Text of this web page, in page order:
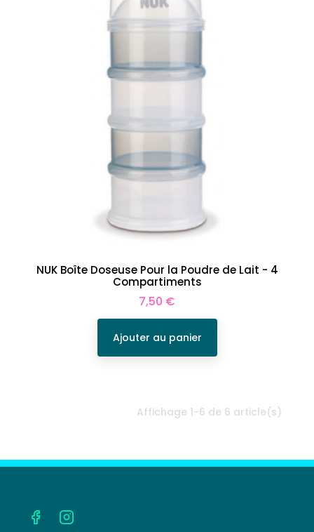
NUK Boîte Doseuse Pour la Poudre de Lait - 4
Compartiments
Prix
7,50 €
Ajouter au panier
Affichage 1-6 de 6 article(s)